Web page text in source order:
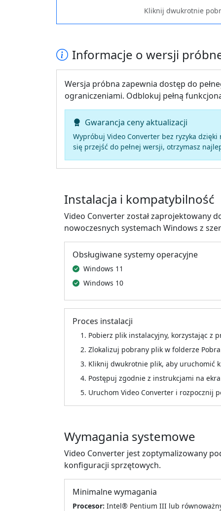
Kliknij dwukrotnie
Informacje o wersji
Wersja próbna zapewnia dostęp do
ograniczeniami. Odblokuj pełną
Gwarancja ceny aktualizacji
Wypróbuj Video Converter bez ryzyka
się przejść do pełnej wersji, otrzymasz
Instalacja i kompatybilność
Video Converter został zaprojektowany
nowoczesnych systemach Windows z
Obsługiwane systemy operacyjne
Windows 11
Windows 10
Proces instalacji
Pobierz plik instalacyjny, korzystając z
Zlokalizuj pobrany plik w folderze
Kliknij dwukrotnie plik, aby uruchomić
Postępuj zgodnie z instrukcjami na
Uruchom Video Converter i rozpocznij
Wymagania systemowe
Video Converter jest zoptymalizowany
konfiguracji sprzętowych.
Minimalne wymagania
Procesor: Intel® Pentium III lub